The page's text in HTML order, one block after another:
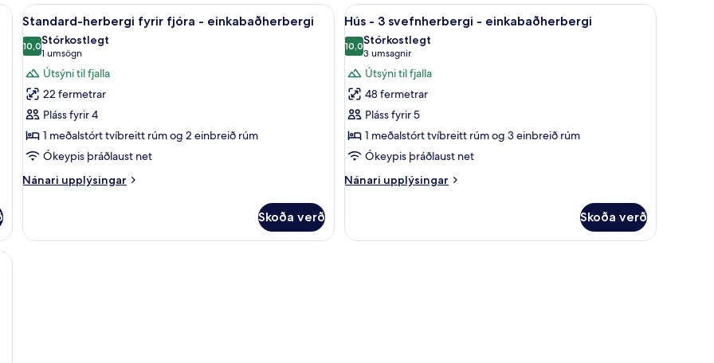
tvo
-
einkabaðherbergi
fyrir
þrjá
sameiginlegt
baðherbergi
| Skrifborð, myrkratjöld/-gardínur, straujárn/strauborð
Skoða
allar
myndir
fyrir
Standard-
herbergi
fyrir
fjóra
-
einkabaðherbergi
Standard-herbergi fyrir fjóra - einkabaðherbergi | Skrifborð, myrkratjöld/-gardínur, straujárn/strauborð
6
Standard-herbergi fyrir fjóra - einkabaðherbergi
10,010,0 af 10
Stórkostlegt
1 umsögn
(1
umsögn)
Útsýni til fjalla
22 fermetrar
Pláss fyrir 4
1 meðalstórt tvíbreitt rúm og 2 einbreið rúm
Ókeypis þráðlaust net
Nánari upplýsingar
Nánari
herbergi
Skoða verð
Skoða
allar
myndir
fyrir
Hús
-
3
svefnherbergi
-
einkabaðherbergi
Hús - 3 svefnherbergi - einkabaðherbergi |
9
Hús - 3 svefnherbergi - einkabaðherbergi
10,010,0 af 10
Stórkostlegt
3 umsagnir
(3
umsagnir)
Útsýni til fjalla
48 fermetrar
Pláss fyrir 5
1 meðalstórt tvíbreitt rúm og 3 einbreið rúm
Ókeypis þráðlaust net
Nánari upplýsingar
Nánari
-
Skoða verð
- einkabaðherbergi | Verönd/útipallur